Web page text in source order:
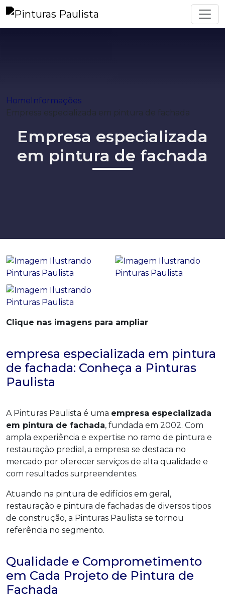
HomeInformações
Empresa especializada em pintura de fachada
Empresa especializada
em pintura de fachada
Clique nas imagens para ampliar
empresa especializada em pintura
de fachada: Conheça a Pinturas
Paulista
A Pinturas Paulista é uma empresa especializada
em pintura de fachada, fundada em 2002. Com
ampla experiência e expertise no ramo de pintura e
restauração predial, a empresa se destaca no
mercado por oferecer serviços de alta qualidade e
com resultados surpreendentes.
Atuando na pintura de edifícios em geral,
restauração e pintura de fachadas de diversos tipos
de construção, a Pinturas Paulista se tornou
referência no segmento.
Qualidade e Comprometimento
em Cada Projeto de Pintura de
Fachada